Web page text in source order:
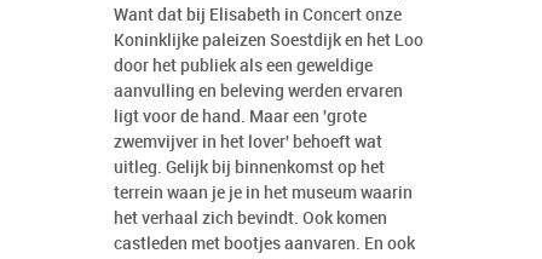
Want dat bij Elisabeth in Concert onze
Koninklijke paleizen Soestdijk en het Loo
door het publiek als een geweldige
aanvulling en beleving werden ervaren
ligt voor de hand. Maar een 'grote
zwemvijver in het lover' behoeft wat
uitleg. Gelijk bij binnenkomst op het
terrein waan je je in het museum waarin
het verhaal zich bevindt. Ook komen
castleden met bootjes aanvaren. En ook